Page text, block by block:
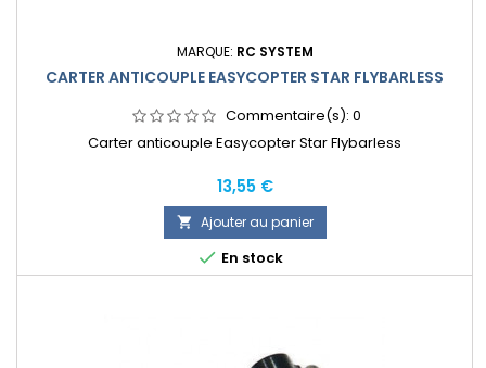
MARQUE: RC SYSTEM
CARTER ANTICOUPLE EASYCOPTER STAR FLYBARLESS
Commentaire(s): 0
Carter anticouple Easycopter Star Flybarless
Prix
13,55 €
 Ajouter au panier
 En stock